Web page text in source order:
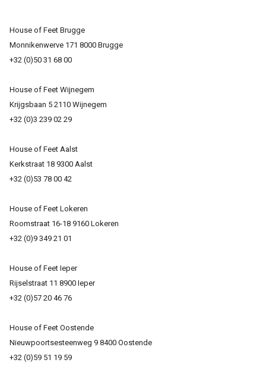
House of Feet Brugge
Monnikenwerve 171 8000 Brugge
+32 (0)50 31 68 00
House of Feet Wijnegem
Krijgsbaan 5 2110 Wijnegem
+32 (0)3 239 02 29
House of Feet Aalst
Kerkstraat 18 9300 Aalst
+32 (0)53 78 00 42
House of Feet Lokeren
Roomstraat 16-18 9160 Lokeren
+32 (0)9 349 21 01
House of Feet Ieper
Rijselstraat 11 8900 Ieper
+32 (0)57 20 46 76
House of Feet Oostende
Nieuwpoortsesteenweg 9 8400 Oostende
+32 (0)59 51 19 59